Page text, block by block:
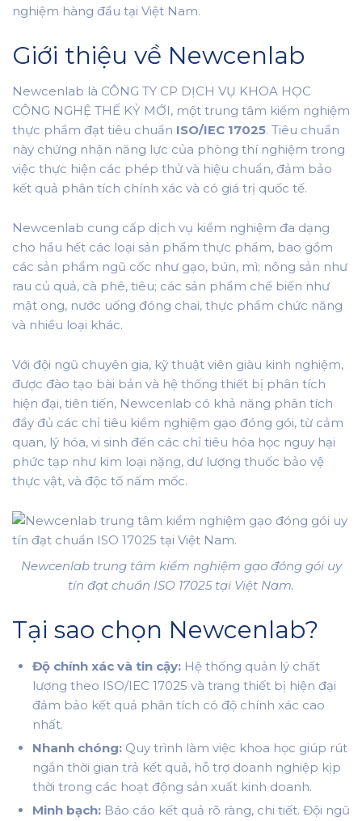
nghiệm hàng đầu tại Việt Nam.
Giới thiệu về Newcenlab
Newcenlab là CÔNG TY CP DỊCH VỤ KHOA HỌC
CÔNG NGHỆ THẾ KỶ MỚI, một trung tâm kiểm nghiệm
thực phẩm đạt tiêu chuẩn ISO/IEC 17025. Tiêu chuẩn
này chứng nhận năng lực của phòng thí nghiệm trong
việc thực hiện các phép thử và hiệu chuẩn, đảm bảo
kết quả phân tích chính xác và có giá trị quốc tế.
Newcenlab cung cấp dịch vụ kiểm nghiệm đa dạng
cho hầu hết các loại sản phẩm thực phẩm, bao gồm
các sản phẩm ngũ cốc như gạo, bún, mì; nông sản như
rau củ quả, cà phê, tiêu; các sản phẩm chế biến như
mật ong, nước uống đóng chai, thực phẩm chức năng
và nhiều loại khác.
Với đội ngũ chuyên gia, kỹ thuật viên giàu kinh nghiệm,
được đào tạo bài bản và hệ thống thiết bị phân tích
hiện đại, tiên tiến, Newcenlab có khả năng phân tích
đầy đủ các chỉ tiêu kiểm nghiệm gạo đóng gói, từ cảm
quan, lý hóa, vi sinh đến các chỉ tiêu hóa học nguy hại
phức tạp như kim loại nặng, dư lượng thuốc bảo vệ
thực vật, và độc tố nấm mốc.
Newcenlab trung tâm kiểm nghiệm gạo đóng gói uy
tín đạt chuẩn ISO 17025 tại Việt Nam.
Tại sao chọn Newcenlab?
Độ chính xác và tin cậy: Hệ thống quản lý chất
lượng theo ISO/IEC 17025 và trang thiết bị hiện đại
đảm bảo kết quả phân tích có độ chính xác cao
nhất.
Nhanh chóng: Quy trình làm việc khoa học giúp rút
ngắn thời gian trả kết quả, hỗ trợ doanh nghiệp kịp
thời trong các hoạt động sản xuất kinh doanh.
Minh bạch: Báo cáo kết quả rõ ràng, chi tiết. Đội ngũ